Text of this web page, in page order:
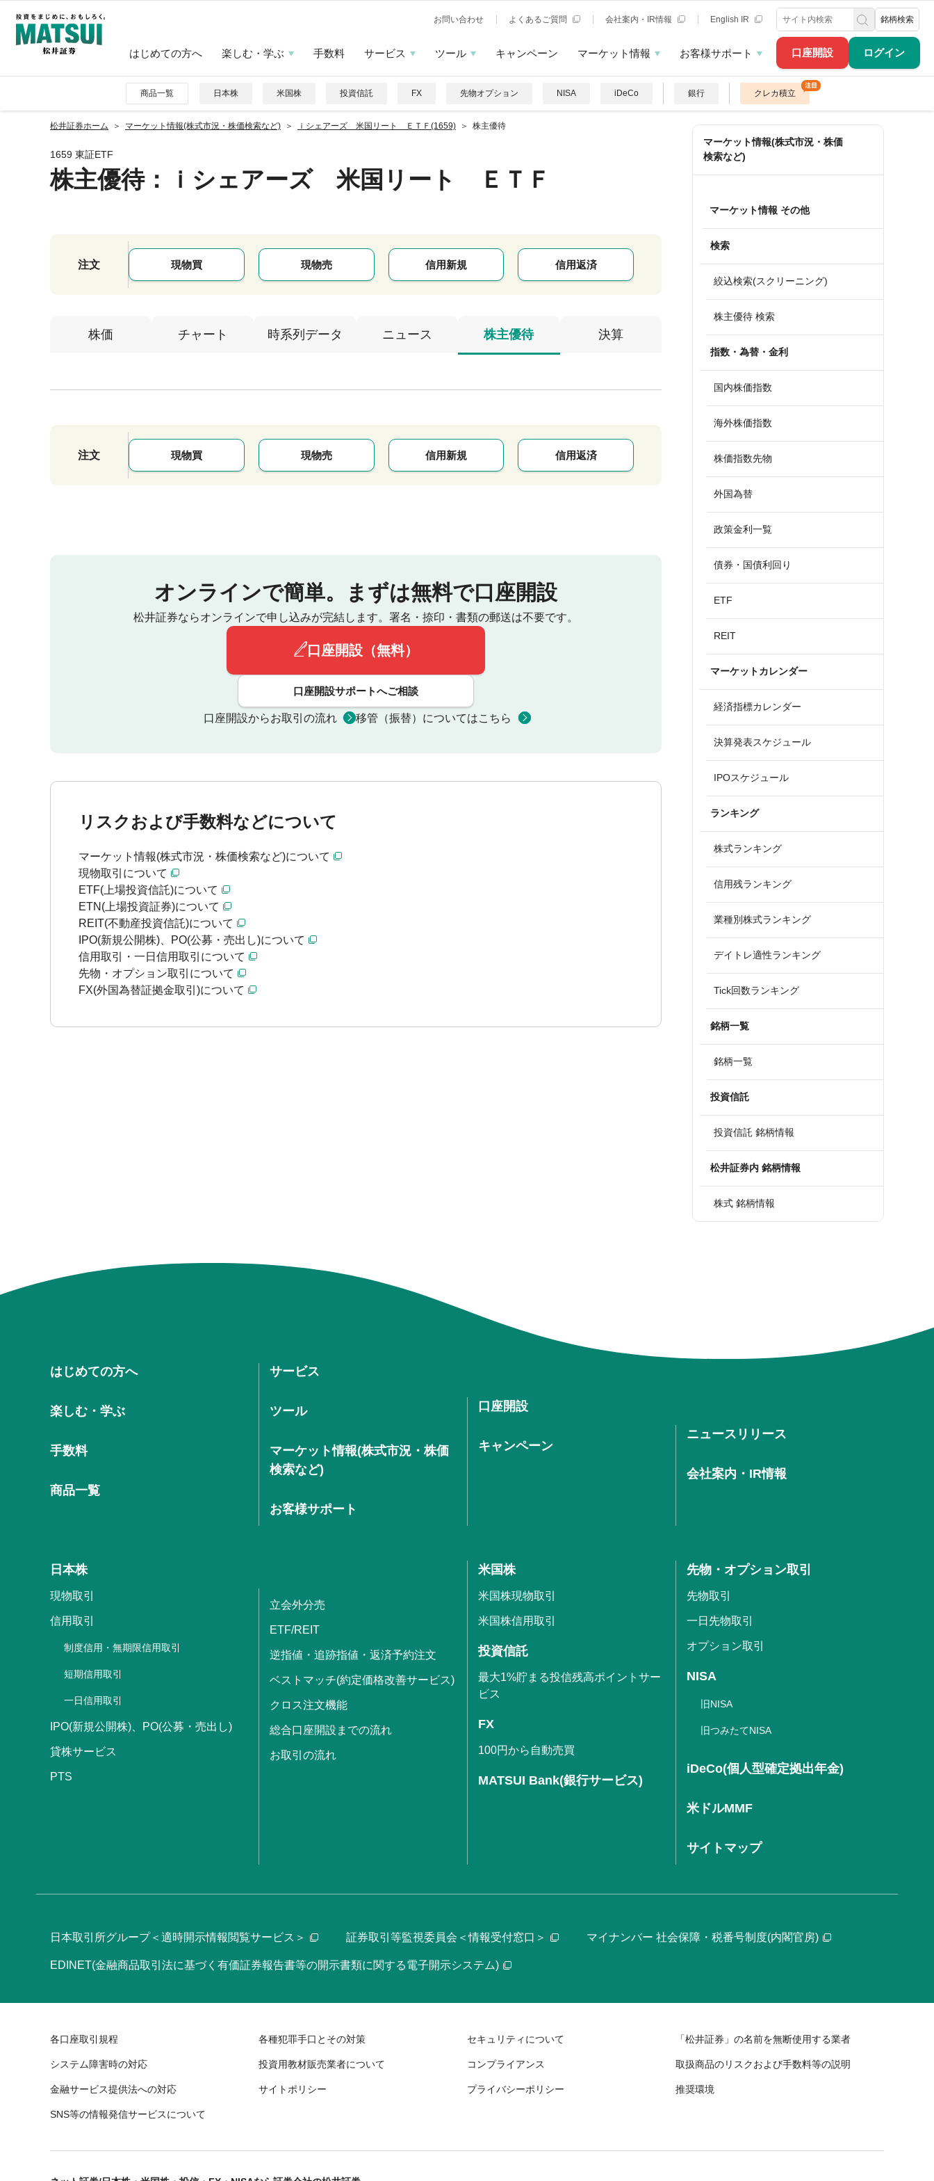
口座開設 ログイン
お問い合わせ よくあるご質問 会社案内・IR情報 English IR 銘柄検索
はじめての方へ 楽しむ・学ぶ 手数料 サービス ツール キャンペーン マーケット情報 お客様サポート
商品一覧 日本株 米国株 投資信託 FX 先物オプション NISA iDeCo 銀行 クレカ積立
松井証券ホーム マーケット情報(株式市況・株価検索など) ｉシェアーズ 米国リート ＥＴＦ(1659) 株主優待
1659 東証ETF
株主優待：ｉシェアーズ 米国リート ＥＴＦ
注文 現物買 現物売 信用新規 信用返済
株価 チャート 時系列データ ニュース 株主優待 決算
注文 現物買 現物売 信用新規 信用返済
オンラインで簡単。 まずは無料で口座開設
松井証券ならオンラインで申し込みが完結します。 署名・捺印・書類の郵送は不要です。
口座開設（無料）
口座開設サポートへご相談
口座開設からお取引の流れ 移管（振替）についてはこちら
リスクおよび手数料などについて
マーケット情報(株式市況・株価検索など)について
現物取引について
ETF(上場投資信託)について
ETN(上場投資証券)について
REIT(不動産投資信託)について
IPO(新規公開株)、PO(公募・売出し)について
信用取引・一日信用取引について
先物・オプション取引について
FX(外国為替証拠金取引)について
マーケット情報(株式市況・株価
検索など)
マーケット情報 その他
検索
絞込検索(スクリーニング)
株主優待 検索
指数・為替・金利
国内株価指数
海外株価指数
株価指数先物
外国為替
政策金利一覧
債券・国債利回り
ETF
REIT
マーケットカレンダー
経済指標カレンダー
決算発表スケジュール
IPOスケジュール
ランキング
株式ランキング
信用残ランキング
業種別株式ランキング
デイトレ適性ランキング
Tick回数ランキング
銘柄一覧
銘柄一覧
投資信託
投資信託 銘柄情報
松井証券内 銘柄情報
株式 銘柄情報
はじめての方へ
楽しむ・学ぶ
手数料
商品一覧
サービス
ツール
マーケット情報(株式市況・株価
検索など)
お客様サポート
口座開設
キャンペーン
ニュースリリース
会社案内・IR情報
日本株
現物取引
信用取引
制度信用・無期限信用取引
短期信用取引
一日信用取引
IPO(新規公開株)、PO(公募・売出し)
貸株サービス
PTS
立会外分売
ETF/REIT
逆指値・追跡指値・返済予約注文
ベストマッチ(約定価格改善サービス)
クロス注文機能
総合口座開設までの流れ
お取引の流れ
米国株
米国株現物取引
米国株信用取引
投資信託
最大1%貯まる投信残高ポイントサー
ビス
FX
100円から自動売買
MATSUI Bank(銀行サービス)
先物・オプション取引
先物取引
一日先物取引
オプション取引
NISA
旧NISA
旧つみたてNISA
iDeCo(個人型確定拠出年金)
米ドルMMF
サイトマップ
日本取引所グループ＜適時開示情報閲覧サービス＞ 証券取引等監視委員会＜情報受付窓口＞ マイナンバー 社会保障・税番号制度(内閣官房)
EDINET(金融商品取引法に基づく有価証券報告書等の開示書類に関する電子開示システム)
各口座取引規程 各種犯罪手口とその対策 セキュリティについて 「松井証券」の名前を無断使用する業者
システム障害時の対応 投資用教材販売業者について コンプライアンス 取扱商品のリスクおよび手数料等の説明
金融サービス提供法への対応 サイトポリシー プライバシーポリシー 推奨環境
SNS等の情報発信サービスについて